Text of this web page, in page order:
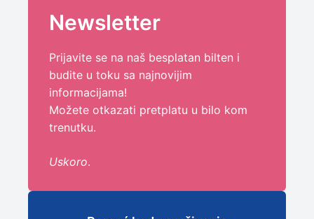
Newsletter
Prijavite se na naš besplatan bilten i
budite u toku sa najnovijim
informacijama!
Možete otkazati pretplatu u bilo kom
trenutku.
Uskoro.